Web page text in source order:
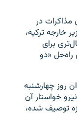
مذاکرات در
وزیر خارجه ترکیه،
برای
«دو
روز چهارشنبه
۲۰ در ریودوژانیرو خواستار آن
توصیف شده،